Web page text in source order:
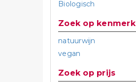
Biologisch
Zoek op kenmerk
natuurwijn
vegan
Zoek op prijs